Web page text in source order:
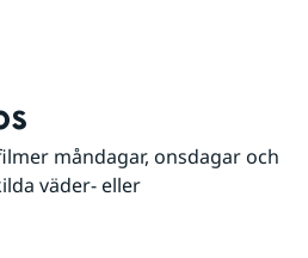
måndagar, onsdagar och
väder- eller